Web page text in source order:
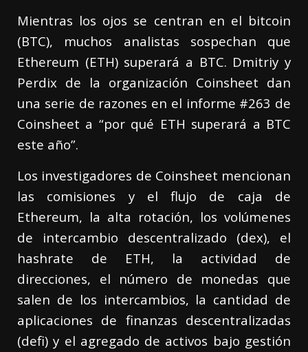
Mientras los ojos se centran en el bitcoin
(BTC), muchos analistas sospechan que
Ethereum (ETH) superará a BTC. Dmitriy y
Perdix de la organización Coinsheet dan
una serie de razones en el informe #263 de
Coinsheet a “por qué ETH superará a BTC
este año”.
Los investigadores de Coinsheet mencionan
las comisiones y el flujo de caja de
Ethereum, la alta rotación, los volúmenes
de intercambio descentralizado (dex), el
hashrate de ETH, la actividad de
direcciones, el número de monedas que
salen de los intercambios, la cantidad de
aplicaciones de finanzas descentralizadas
(defi) y el agregado de activos bajo gestión